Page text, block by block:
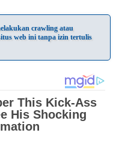
crawling atau
web ini tanpa izin tertulis